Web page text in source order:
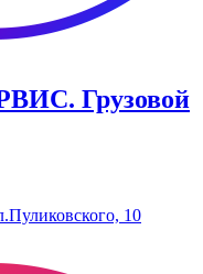
Грузовой
10